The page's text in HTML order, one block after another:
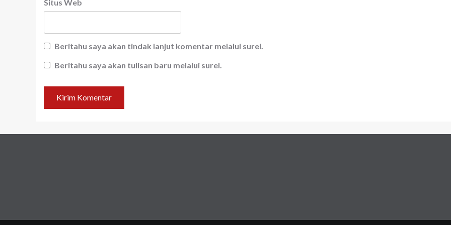
Situs Web
Beritahu saya akan tindak lanjut komentar melalui surel.
Beritahu saya akan tulisan baru melalui surel.